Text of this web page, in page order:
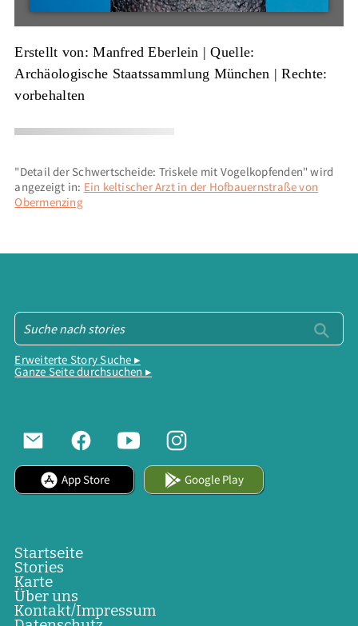
Erstellt von: Manfred Eberlein |Quelle:
Archäologische Staatssammlung München | Rechte:
vorbehalten
"Detail der Schwertscheide: Triskele mit Vogelkopfenden" wird
angezeigt in: Ein keltischer Arzt in der Hofbauernstraße von
Obermenzing
Erweiterte Story Suche ▸
Ganze Seite durchsuchen ▸
App Store Google Play
Startseite
Stories
Karte
Über uns
Kontakt/Impressum